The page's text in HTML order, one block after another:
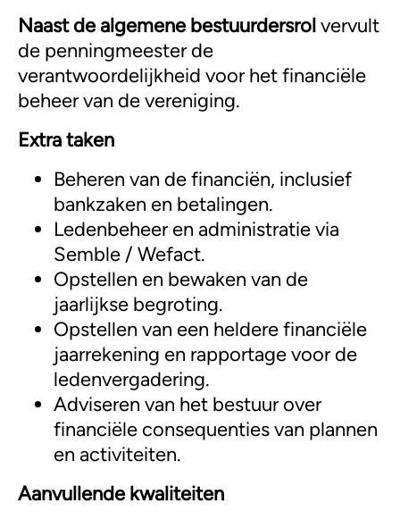
Naast de algemene bestuurdersrolvervult
de penningmeester de
verantwoordelijkheid voor het financiële
beheer van de vereniging.
Extra taken
Beheren van de financiën, inclusief
bankzaken en betalingen.
Ledenbeheer en administratie via
Semble / Wefact.
Opstellen en bewaken van de
jaarlijkse begroting.
Opstellen van een heldere financiële
jaarrekening en rapportage voor de
ledenvergadering.
Adviseren van het bestuur over
financiële consequenties van plannen
en activiteiten.
Aanvullende kwaliteiten